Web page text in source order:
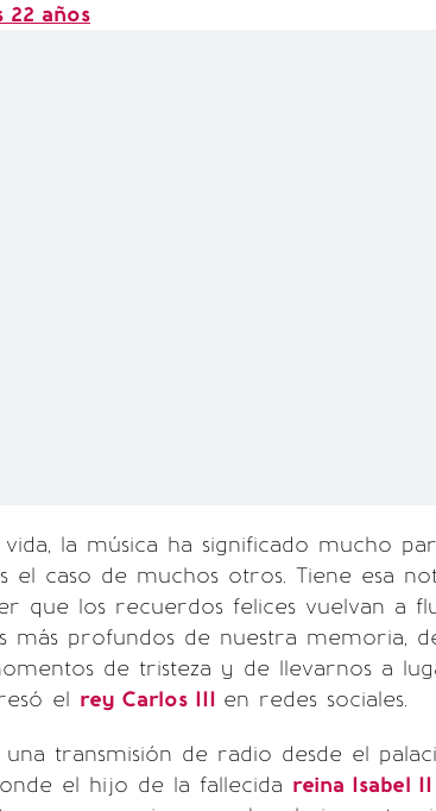
22 años
la música ha significado mucho
el caso de muchos otros. Tiene esa
que los recuerdos felices vuelvan a
más profundos de nuestra memoria,
de tristeza y de llevarnos a
el rey Carlos III en redes sociales.
transmisión de radio desde el
el hijo de la fallecida reina Isabel II